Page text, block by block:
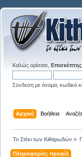
Καλώς ορίσατε, Επισκέπτης
Σύνδεση με όνομα, κωδικό
Αρχική Βοήθεια
Το Στέκι των Κιθαρωδών »
Πληροφορίες προφίλ